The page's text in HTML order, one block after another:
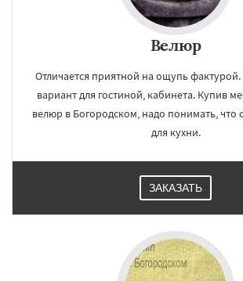
Велюр
Отличается приятной на ощупь
вариант для гостиной, кабинета. Купив
велюр в Богородском, надо понимать, что
для кухни.
ЗАКАЗАТЬ